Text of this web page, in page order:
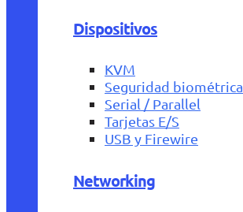
Dispositivos
KVM
Seguridad biométrica
Serial / Parallel
Tarjetas E/S
USB y Firewire
Networking